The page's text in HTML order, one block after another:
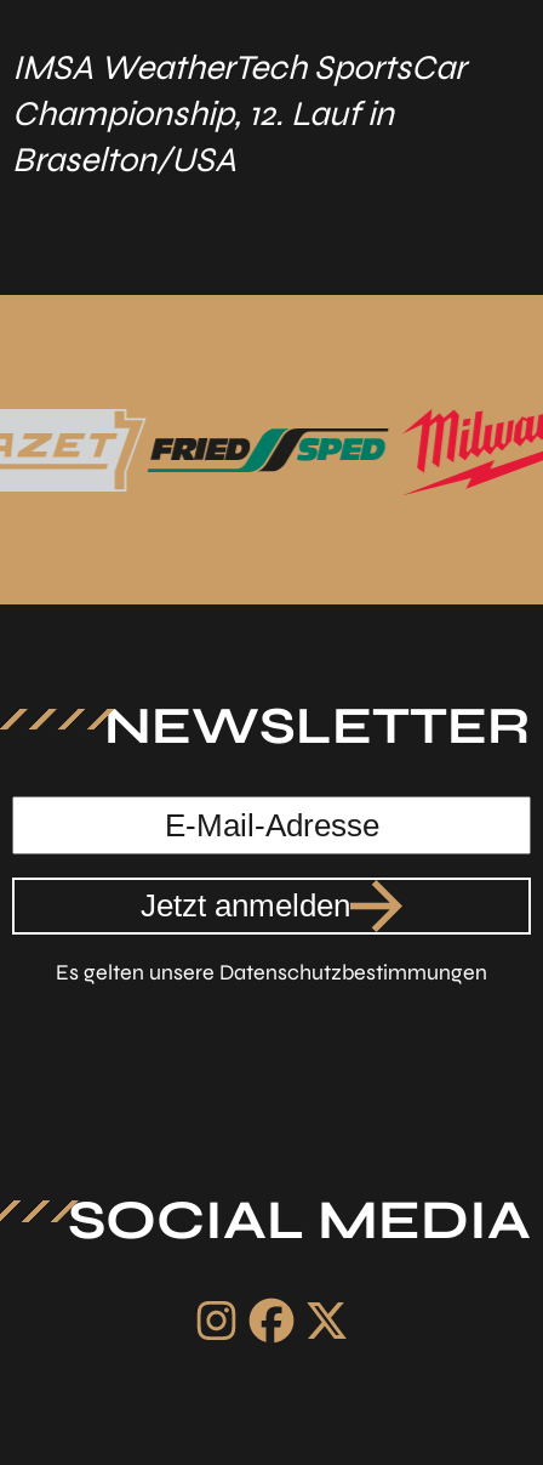
IMSA WeatherTech SportsCar
Championship, 12. Lauf in
Braselton/USA
NEWSLETTER
Jetzt anmelden
Es gelten unsere Datenschutzbestimmungen
SOCIAL MEDIA